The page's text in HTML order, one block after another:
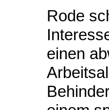
Rode
einen